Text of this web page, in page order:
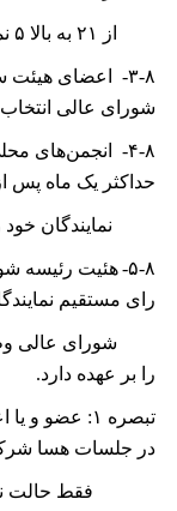
از ۲۱به بالا ۵
۳-۸-
اعضای هیئت
شورای عالی
۴-۸- انجمن‌های
حداکثر يک ماه پس
نمايندگان خود
۵-۸- هئیت رئیسه
رای مستقیم
شورای عالی
را بر عهده دارد.
تبصره ۱:
عضو و یا
در جلسات هسا
فقط حالت